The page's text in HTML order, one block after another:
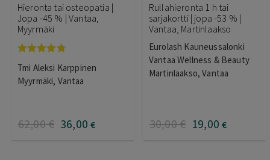
Hieronta tai osteopatia |
Jopa -45 % | Vantaa,
Myyrmäki
tuotteesta:
4.67/ 5
Tmi Aleksi Karppinen
Myyrmäki, Vantaa
62,00€ 36,00 €
Rullahieronta 1 h tai
sarjakortti | jopa -53 % |
Vantaa, Martinlaakso
Eurolash Kauneussalonki
Vantaa Wellness & Beauty
Martinlaakso, Vantaa
30,00€ 19,00 €